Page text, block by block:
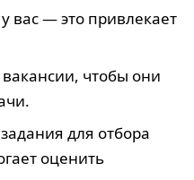
вас — это привлекает
чтобы они
для отбора
оценить